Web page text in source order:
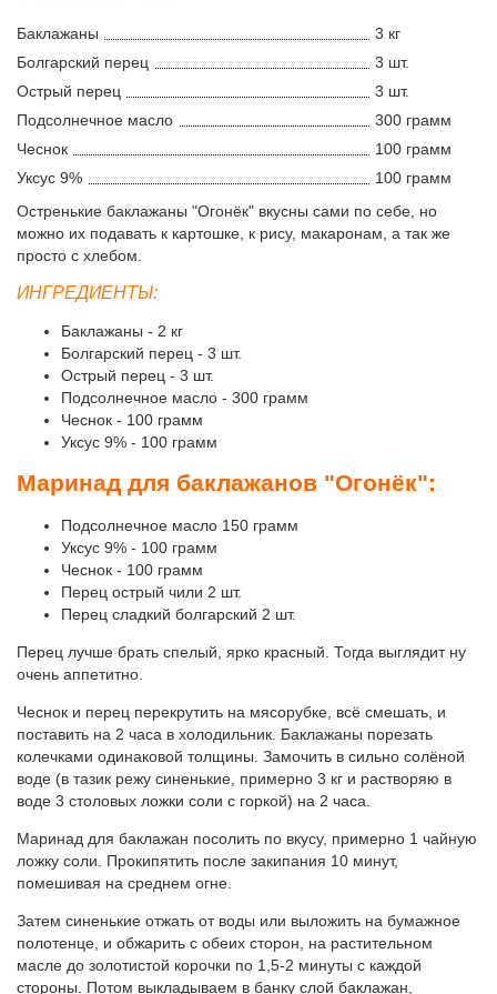
Баклажаны
3 кг
Болгарский перец
3 шт.
Острый перец
3 шт.
Подсолнечное масло
300 грамм
Чеснок
100 грамм
Уксус 9%
100 грамм
Остренькие баклажаны "Огонёк" вкусны сами по себе, но
можно их подавать к картошке, к рису, макаронам, а так же
просто с хлебом.
ИНГРЕДИЕНТЫ:
Баклажаны - 2 кг
Болгарский перец - 3 шт.
Острый перец - 3 шт.
Подсолнечное масло - 300 грамм
Чеснок - 100 грамм
Уксус 9% - 100 грамм
Маринад для баклажанов "Огонёк":
Подсолнечное масло 150 грамм
Уксус 9% - 100 грамм
Чеснок - 100 грамм
Перец острый чили 2 шт.
Перец сладкий болгарский 2 шт.
Перец лучше брать спелый, ярко красный. Тогда выглядит ну
очень аппетитно.
Чеснок и перец перекрутить на мясорубке, всё смешать, и
поставить на 2 часа в холодильник. Баклажаны порезать
колечками одинаковой толщины. Замочить в сильно солёной
воде (в тазик режу синенькие, примерно 3 кг и растворяю в
воде 3 столовых ложки соли с горкой) на 2 часа.
Маринад для баклажан посолить по вкусу, примерно 1 чайную
ложку соли. Прокипятить после закипания 10 минут,
помешивая на среднем огне.
Затем синенькие отжать от воды или выложить на бумажное
полотенце, и обжарить с обеих сторон, на растительном
масле до золотистой корочки по 1,5-2 минуты с каждой
стороны. Потом выкладываем в банку слой баклажан,